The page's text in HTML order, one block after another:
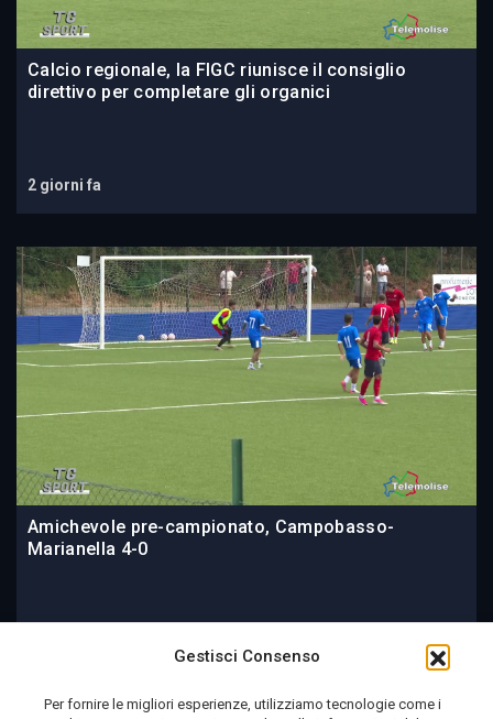
Gestisci Consenso
Per fornire le migliori esperienze, utilizziamo tecnologie come i
Calcio regionale, la FIGC riunisce il consiglio
direttivo per completare gli organici
2 giorni fa
Amichevole pre-campionato, Campobasso-
Marianella 4-0